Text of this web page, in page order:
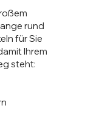
rund
für Sie
Ihrem
steht: